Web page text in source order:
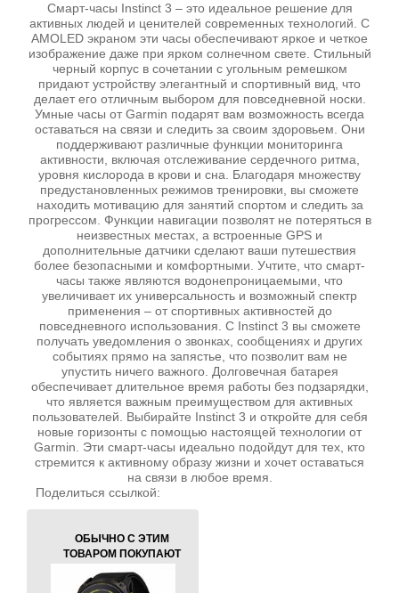
Смарт-часы Instinct 3 – это идеальное решение для
активных людей и ценителей современных технологий. С
AMOLED экраном эти часы обеспечивают яркое и четкое
изображение даже при ярком солнечном свете. Стильный
черный корпус в сочетании с угольным ремешком
придают устройству элегантный и спортивный вид, что
делает его отличным выбором для повседневной носки.
Умные часы от Garmin подарят вам возможность всегда
оставаться на связи и следить за своим здоровьем. Они
поддерживают различные функции мониторинга
активности, включая отслеживание сердечного ритма,
уровня кислорода в крови и сна. Благодаря множеству
предустановленных режимов тренировки, вы сможете
находить мотивацию для занятий спортом и следить за
прогрессом. Функции навигации позволят не потеряться в
неизвестных местах, а встроенные GPS и
дополнительные датчики сделают ваши путешествия
более безопасными и комфортными. Учтите, что смарт-
часы также являются водонепроницаемыми, что
увеличивает их универсальность и возможный спектр
применения – от спортивных активностей до
повседневного использования. С Instinct 3 вы сможете
получать уведомления о звонках, сообщениях и других
событиях прямо на запястье, что позволит вам не
упустить ничего важного. Долговечная батарея
обеспечивает длительное время работы без подзарядки,
что является важным преимуществом для активных
пользователей. Выбирайте Instinct 3 и откройте для себя
новые горизонты с помощью настоящей технологии от
Garmin. Эти смарт-часы идеально подойдут для тех, кто
стремится к активному образу жизни и хочет оставаться
на связи в любое время.
Поделиться ссылкой:
ОБЫЧНО С ЭТИМ
ТОВАРОМ ПОКУПАЮТ